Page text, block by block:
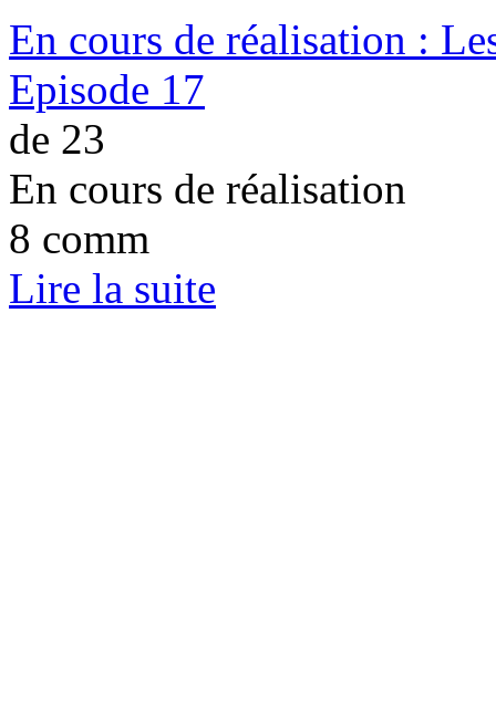
En cours de réalisation :
Episode 17
de 23
En cours de réalisation
8 comm
Lire la suite